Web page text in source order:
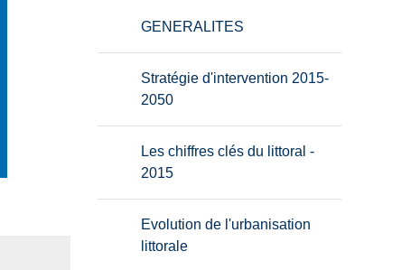
GENERALITES
Stratégie d'intervention 2015-
2050
Les chiffres clés du littoral -
2015
Evolution de l'urbanisation
littorale